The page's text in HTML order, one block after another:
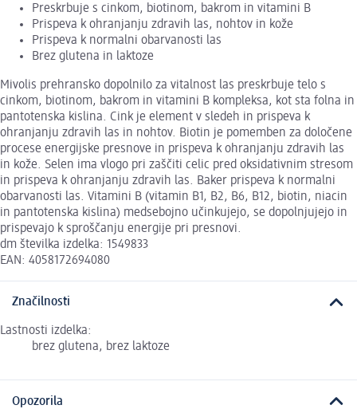
Preskrbuje s cinkom, biotinom, bakrom in vitamini B
Prispeva k ohranjanju zdravih las, nohtov in kože
Prispeva k normalni obarvanosti las
Brez glutena in laktoze
Mivolis prehransko dopolnilo za vitalnost las preskrbuje telo s
cinkom, biotinom, bakrom in vitamini B kompleksa, kot sta folna in
pantotenska kislina. Cink je element v sledeh in prispeva k
ohranjanju zdravih las in nohtov. Biotin je pomemben za določene
procese energijske presnove in prispeva k ohranjanju zdravih las
in kože. Selen ima vlogo pri zaščiti celic pred oksidativnim stresom
in prispeva k ohranjanju zdravih las. Baker prispeva k normalni
obarvanosti las. Vitamini B (vitamin B1, B2, B6, B12, biotin, niacin
in pantotenska kislina) medsebojno učinkujejo, se dopolnjujejo in
prispevajo k sproščanju energije pri presnovi.
dm številka izdelka: 1549833
EAN: 4058172694080
Značilnosti
Lastnosti izdelka:
brez glutena, brez laktoze
Opozorila